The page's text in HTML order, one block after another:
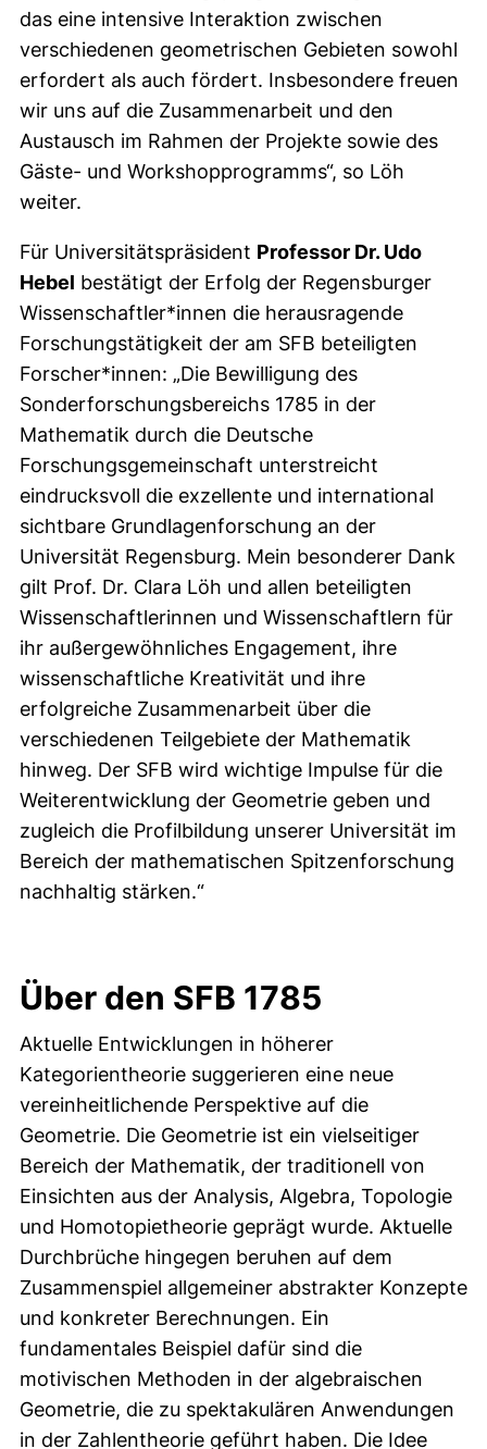
das eine intensive Interaktion zwischen
verschiedenen geometrischen Gebieten sowohl
erfordert als auch fördert. Insbesondere freuen
wir uns auf die Zusammenarbeit und den
Austausch im Rahmen der Projekte sowie des
Gäste- und Workshopprogramms“, so Löh
weiter.
Für Universitätspräsident Professor Dr. Udo
Hebel bestätigt der Erfolg der Regensburger
Wissenschaftler*innen die herausragende
Forschungstätigkeit der am SFB beteiligten
Forscher*innen: „Die Bewilligung des
Sonderforschungsbereichs 1785 in der
Mathematik durch die Deutsche
Forschungsgemeinschaft unterstreicht
eindrucksvoll die exzellente und international
sichtbare Grundlagenforschung an der
Universität Regensburg. Mein besonderer Dank
gilt Prof. Dr. Clara Löh und allen beteiligten
Wissenschaftlerinnen und Wissenschaftlern für
ihr außergewöhnliches Engagement, ihre
wissenschaftliche Kreativität und ihre
erfolgreiche Zusammenarbeit über die
verschiedenen Teilgebiete der Mathematik
hinweg. Der SFB wird wichtige Impulse für die
Weiterentwicklung der Geometrie geben und
zugleich die Profilbildung unserer Universität im
Bereich der mathematischen Spitzenforschung
nachhaltig stärken.“
Über den SFB 1785
Aktuelle Entwicklungen in höherer
Kategorientheorie suggerieren eine neue
vereinheitlichende Perspektive auf die
Geometrie. Die Geometrie ist ein vielseitiger
Bereich der Mathematik, der traditionell von
Einsichten aus der Analysis, Algebra, Topologie
und Homotopietheorie geprägt wurde. Aktuelle
Durchbrüche hingegen beruhen auf dem
Zusammenspiel allgemeiner abstrakter Konzepte
und konkreter Berechnungen. Ein
fundamentales Beispiel dafür sind die
motivischen Methoden in der algebraischen
Geometrie, die zu spektakulären Anwendungen
in der Zahlentheorie geführt haben. Die Idee